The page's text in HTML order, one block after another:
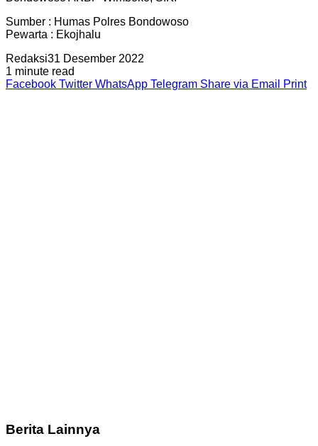
Sumber : Humas Polres Bondowoso
Pewarta : Ekojhalu
Redaksi31 Desember 2022
1 minute read
Facebook Twitter WhatsApp Telegram Share via Email Print
Berita Lainnya